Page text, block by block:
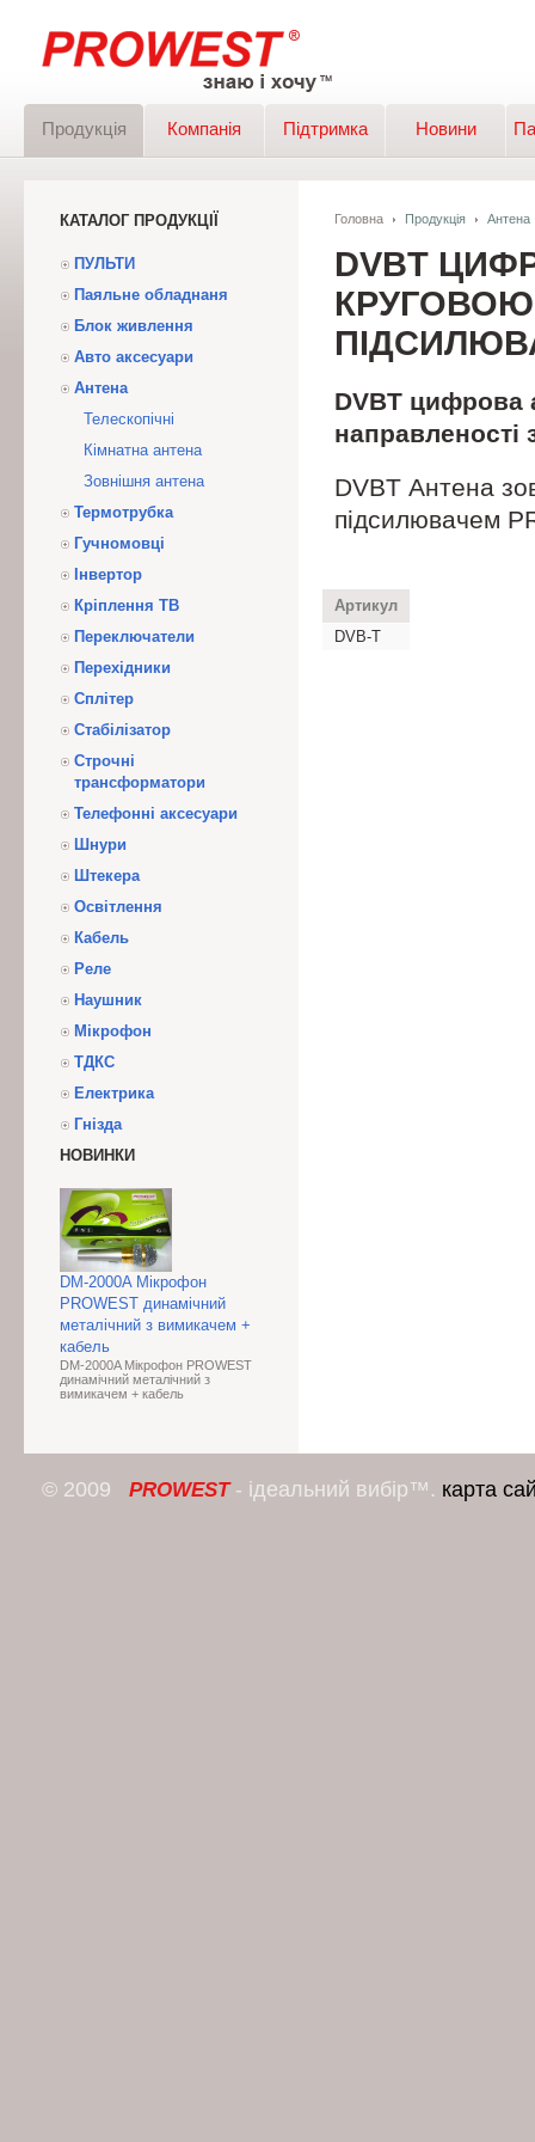
Продукція Компанія Підтримка Новини
КАТАЛОГ ПРОДУКЦІЇ
ПУЛЬТИ
Паяльне обладнаня
Блок живлення
Авто аксесуари
Антена
Телескопічні
Кімнатна антена
Зовнішня антена
Термотрубка
Гучномовці
Інвертор
Кріплення ТВ
Переключатели
Перехідники
Сплітер
Стабілізатор
Строчні
трансформатори
Телефонні аксесуари
Шнури
Штекера
Освітлення
Кабель
Реле
Наушник
Мікрофон
ТДКС
Електрика
Гнізда
НОВИНКИ
DM-2000A Мікрофон
PROWEST динамічний
металічний з вимикачем +
кабель
DM-2000A Мікрофон PROWEST
динамічний металічний з
вимикачем + кабель
Головна Продукція Антена
DVBT
КРУГОВОЮ
DVBT цифрова
направленості
DVBT Антена
підсилювачем
Артикул
DVB-T
© 2009 PROWEST- ідеальний вибір™. карта